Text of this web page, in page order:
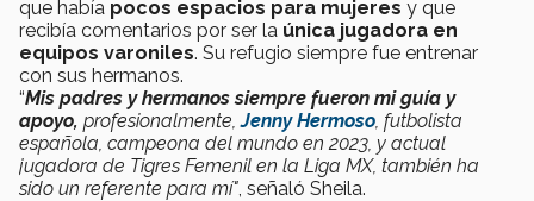
que había pocos espacios para mujeres y que
recibía comentarios por ser la única jugadora en
equipos varoniles. Su refugio siempre fue entrenar
con sus hermanos.
“Mis padres y hermanos siempre fueron mi guía y
apoyo, profesionalmente,Jenny Hermoso, futbolista
española, campeona del mundo en 2023, y actual
jugadora de Tigres Femenil en la Liga MX, también ha
sido un referente para mí", señaló Sheila.